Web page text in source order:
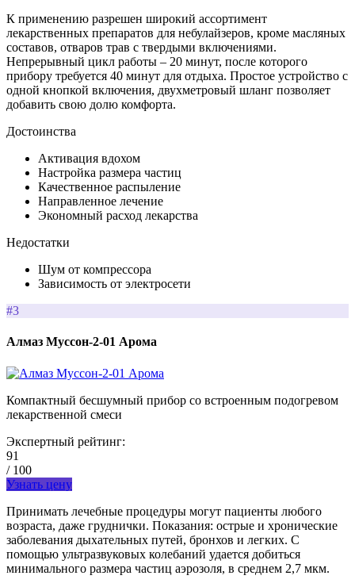
К применению разрешен широкий ассортимент
лекарственных препаратов для небулайзеров, кроме масляных
составов, отваров трав с твердыми включениями.
Непрерывный цикл работы – 20 минут, после которого
прибору требуется 40 минут для отдыха. Простое устройство с
одной кнопкой включения, двухметровый шланг позволяет
добавить свою долю комфорта.
Достоинства
Активация вдохом
Настройка размера частиц
Качественное распыление
Направленное лечение
Экономный расход лекарства
Недостатки
Шум от компрессора
Зависимость от электросети
#3
Алмаз Муссон-2-01 Арома
Компактный бесшумный прибор со встроенным подогревом
лекарственной смеси
Экспертный рейтинг:
91
/ 100
Узнать цену
Принимать лечебные процедуры могут пациенты любого
возраста, даже груднички. Показания: острые и хронические
заболевания дыхательных путей, бронхов и легких. С
помощью ультразвуковых колебаний удается добиться
минимального размера частиц аэрозоля, в среднем 2,7 мкм.